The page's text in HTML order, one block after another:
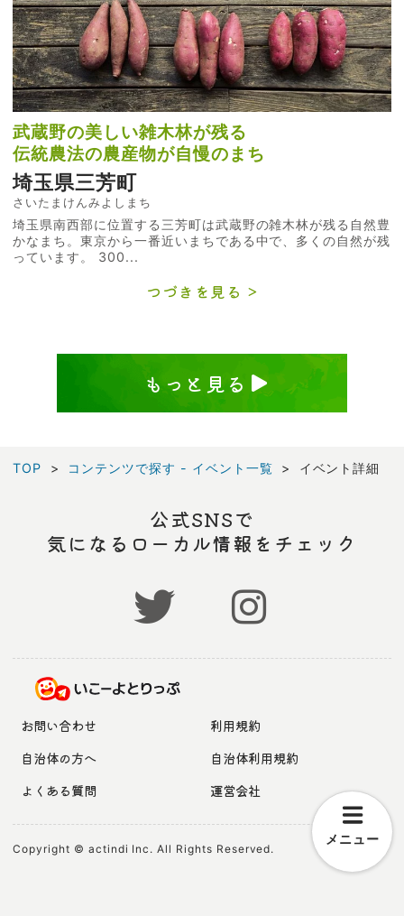
武蔵野の美しい雑木林が残る
伝統農法の農産物が自慢のまち
埼玉県三芳町
さいたまけんみよしまち
埼玉県南西部に位置する三芳町は武蔵野の雑木林が残る自然豊
かなまち。東京から一番近いまちである中で、多くの自然が残
っています。 300...
つづきを見る
もっと見る
TOP コンテンツで探す - イベント一覧 イベント詳細
メニュー
公式SNSで
気になるローカル情報をチェック
お問い合わせ
利用規約
自治体の方へ
自治体利用規約
よくある質問
運営会社
Copyright © actindi Inc. All Rights Reserved.